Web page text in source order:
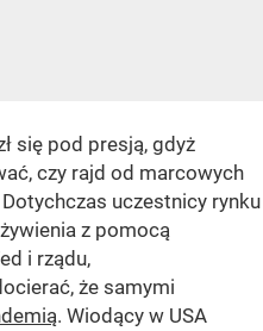
się pod presją, gdyż
czy rajd od marcowych
uczestnicy rynku
z pomocą
i rządu,
że samymi
. Wiodący w USA